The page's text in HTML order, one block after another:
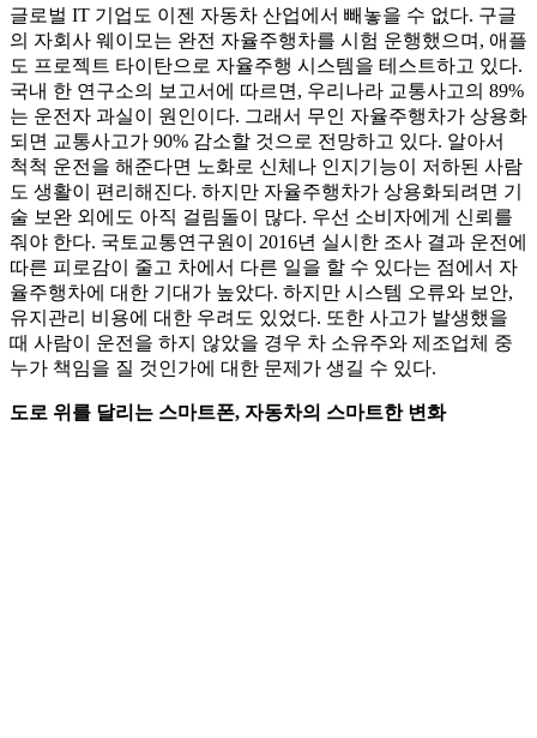
글로벌 IT 기업도 이젠 자동차 산업에서 빼놓을 수 없다. 구글
의 자회사 웨이모는 완전 자율주행차를 시험 운행했으며, 애플
도 프로젝트 타이탄으로 자율주행 시스템을 테스트하고 있다.
국내 한 연구소의 보고서에 따르면, 우리나라 교통사고의 89%
는 운전자 과실이 원인이다. 그래서 무인 자율주행차가 상용화
되면 교통사고가 90% 감소할 것으로 전망하고 있다. 알아서
척척 운전을 해준다면 노화로 신체나 인지기능이 저하된 사람
도 생활이 편리해진다. 하지만 자율주행차가 상용화되려면 기
술 보완 외에도 아직 걸림돌이 많다. 우선 소비자에게 신뢰를
줘야 한다. 국토교통연구원이 2016년 실시한 조사 결과 운전에
따른 피로감이 줄고 차에서 다른 일을 할 수 있다는 점에서 자
율주행차에 대한 기대가 높았다. 하지만 시스템 오류와 보안,
유지관리 비용에 대한 우려도 있었다. 또한 사고가 발생했을
때 사람이 운전을 하지 않았을 경우 차 소유주와 제조업체 중
누가 책임을 질 것인가에 대한 문제가 생길 수 있다.
도로 위를 달리는 스마트폰, 자동차의 스마트한 변화